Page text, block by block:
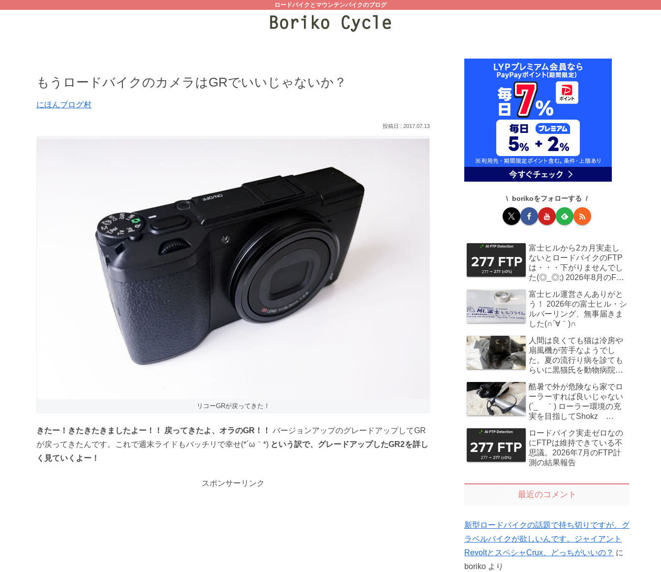
ロードバイクとマウンテンバイクのブログ
もうロードバイクのカメラはGRでいいじゃないか？
にほんブログ村
2017.07.13
リコーGRが戻ってきた！
きたー！きたきたきましたよー！！ 戻ってきたよ、オラのGR！！ バージョンアップのグレードアップしてGR
が戻ってきたんです。これで週末ライドもバッチリで幸せ(*´ω｀*) という訳で、グレードアップしたGR2を詳し
く見ていくよー！
スポンサーリンク
borikoをフォローする
富士ヒルから2カ月実走し
ないとロードバイクのFTP
は・・・下がりませんでし
た(◎_◎;) 2026年8月のFTP
富士ヒル運営さんありがと
う！ 2026年の富士ヒル・シ
ルバーリング、無事届きま
した(∩´∀｀)∩
人間は良くても猫は冷房や
扇風機が苦手なようでし
た。夏の流行り病を診ても
らいに黒猫氏を動物病院へ
酷暑で外が危険なら家でロ
ーラーすれば良いじゃない
(´_ゝ｀) ローラー環境の充
実を目指してShokz
た
ロードバイク実走ゼロなの
にFTPは維持できている不
思議。2026年7月のFTP計
測の結果報告
最近のコメント
新型ロードバイクの話題で持ち切りですが、グ
ラベルバイクが欲しいんです。ジャイアント
RevoltとスペシャCrux、どっちがいいの？ に
boriko より